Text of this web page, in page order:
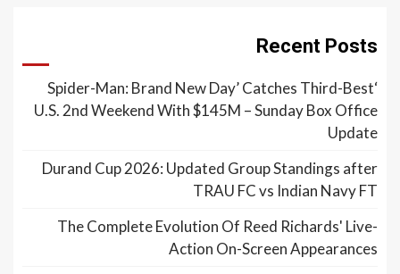
Recent Posts
‘Spider-Man: Brand New Day’ Catches Third-Best
U.S. 2nd Weekend With $145M – Sunday Box Office
Update
Durand Cup 2026: Updated Group Standings after
TRAU FC vs Indian Navy FT
The Complete Evolution Of Reed Richards' Live-
Action On-Screen Appearances